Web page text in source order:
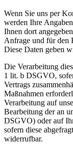
Wenn Sie uns per
werden Ihre
Ihnen dort
Anfrage und für den
Diese Daten geben
Die Verarbeitung
1 lit. b DSGVO,
Vertrags
Maßnahmen
Verarbeitung auf
Bearbeitung der an
DSGVO) oder auf
sofern diese
widerrufbar.